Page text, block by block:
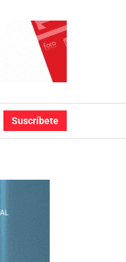
Suscríbete